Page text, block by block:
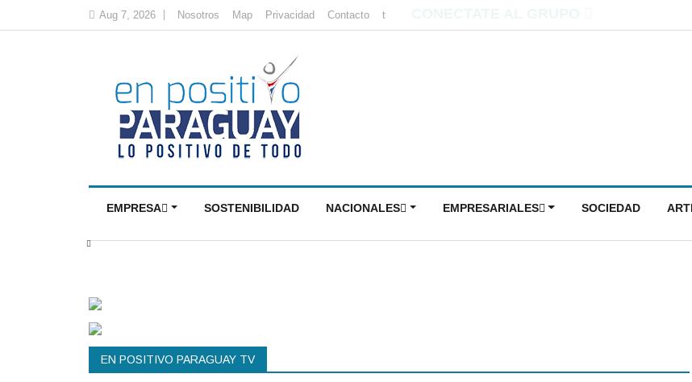
Aug 7, 2026 Nosotros Map Privacidad Contacto t
EMPRESA SOSTENIBILIDAD NACIONALES EMPRESARIALES SOCIEDAD
EN POSITIVO PARAGUAY TV